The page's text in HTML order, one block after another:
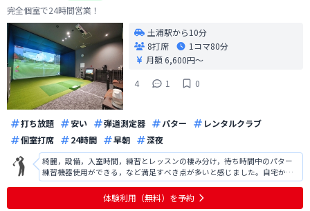
完全個室で24時間営業！
土浦駅から10分
8打席
1コマ80分
月額 6,600円〜
4
1 0
打ち放題 安い 弾道測定器 パター
レンタルクラブ
個室打席
24時間 早朝 深夜
綺麗，設備，入室時間，練習とレッスンの棲み分け，待ち時間中のパター
練習機器使用ができる，など満足すべき点が多いと感じました。自宅から
の距離が近く，この点も特に重要です。 機器の操作が複雑そうで，使いこ
なすのは結構大変かと思われます。この操作に慣れるまで，十分なインス
トラクションを受けられることを期待
体験利用（無料）を予約